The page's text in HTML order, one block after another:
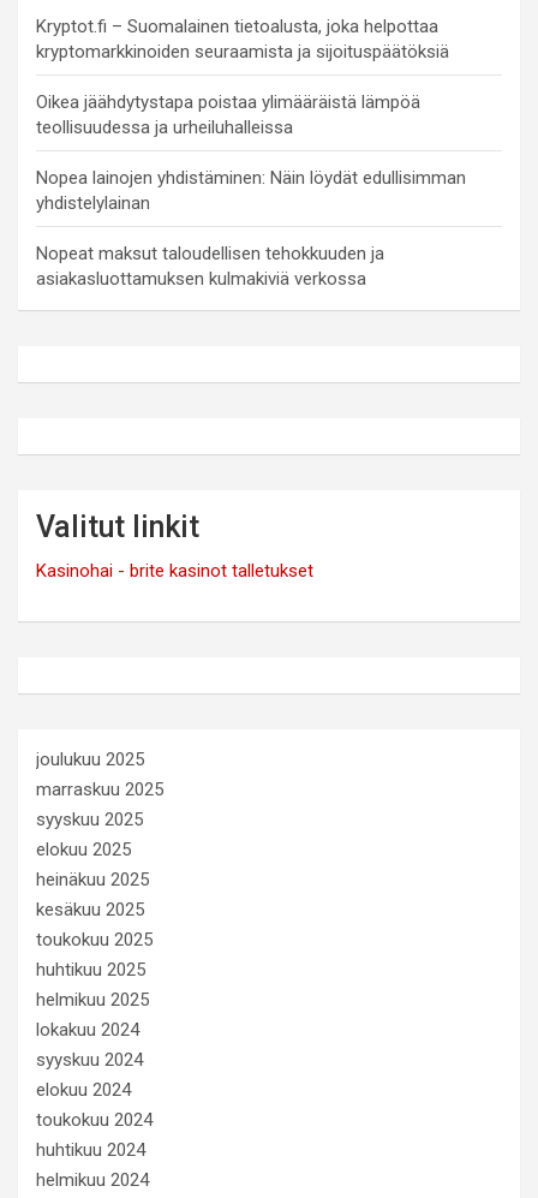
Kryptot.fi – Suomalainen tietoalusta, joka helpottaa
kryptomarkkinoiden seuraamista ja sijoituspäätöksiä
Oikea jäähdytystapa poistaa ylimääräistä lämpöä
teollisuudessa ja urheiluhalleissa
Nopea lainojen yhdistäminen: Näin löydät edullisimman
yhdistelylainan
Nopeat maksut taloudellisen tehokkuuden ja
asiakasluottamuksen kulmakiviä verkossa
Valitut linkit
Kasinohai - brite kasinot talletukset
joulukuu 2025
marraskuu 2025
syyskuu 2025
elokuu 2025
heinäkuu 2025
kesäkuu 2025
toukokuu 2025
huhtikuu 2025
helmikuu 2025
lokakuu 2024
syyskuu 2024
elokuu 2024
toukokuu 2024
huhtikuu 2024
helmikuu 2024